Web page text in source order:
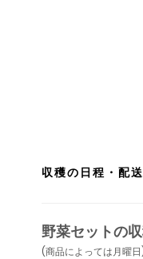
収穫の日程・配
野菜セットの
(商品によっては月曜